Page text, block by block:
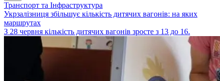
Транспорт та Інфраструктура
Укрзалізниця збільшує кількість дитячих вагонів: на яких
маршрутах
З 28 червня кількість дитячих вагонів зросте з 13 до 16.